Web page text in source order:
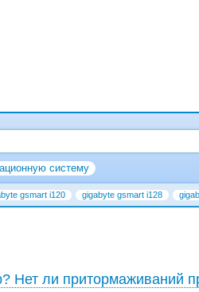
систему
gsmart i120 gigabyte gsmart i128
Нет ли притормаживаний